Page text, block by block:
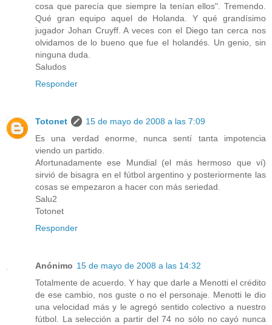
cosa que parecía que siempre la tenían ellos". Tremendo.
Qué gran equipo aquel de Holanda. Y qué grandísimo
jugador Johan Cruyff. A veces con el Diego tan cerca nos
olvidamos de lo bueno que fue el holandés. Un genio, sin
ninguna duda.
Saludos
Responder
Totonet
15 de mayo de 2008 a las 7:09
Es una verdad enorme, nunca sentí tanta impotencia
viendo un partido.
Afortunadamente ese Mundial (el más hermoso que ví)
sirvió de bisagra en el fútbol argentino y posteriormente las
cosas se empezaron a hacer con más seriedad.
Salu2
Totonet
Responder
Anónimo 15 de mayo de 2008 a las 14:32
Totalmente de acuerdo. Y hay que darle a Menotti el crédito
de ese cambio, nos guste o no el personaje. Menotti le dio
una velocidad más y le agregó sentido colectivo a nuestro
fútbol. La selección a partir del 74 no sólo no cayó nunca